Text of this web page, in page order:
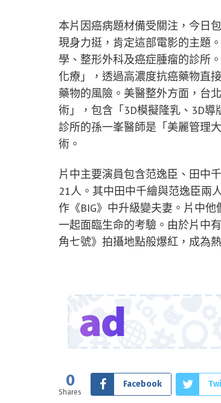
本片因癌病題材備受關注，今日
現身力挺，肯定這部電影的主題
學、整形外科及癌症腫瘤的診所
化療」，透過高濃度抗癌藥物直
藥物的風險。美醫整外方面，台
術」，包含「3D模擬隆乳、3D
診所的孫一峯醫師是「美麗管理
術。
片中主要演員包含范逸臣、田中
21人。其中田中千繪與范逸臣兩
作《BIG》中升級變夫妻。片中
一起面臨生命的考驗。由於片中
角七號》拍攝地點般爆紅，成為
0
Shares
Facebook